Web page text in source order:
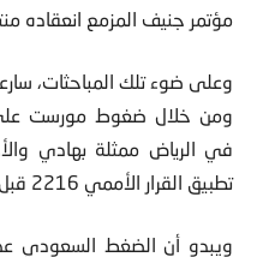
مؤتمر جنيف المزمع انعقاده
وعلى ضوء تلك المباحثات،
ومن خلال ضغوط مورست
في الرياض ممثلة بهادي
تطبيق القرار الأممي 2216 قبل أي ذهاب إلى جنيف.
ويبدو أن الضغط السعودي